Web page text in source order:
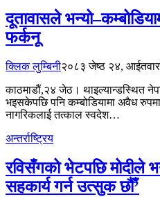
दूतावासले
फर्कनू
क्लिक लुम्बिनी२०८३ जेष्ठ २४,
काठमाडौं,२४ जेठ। थाइल्यान्डस्थित
भइसकेपछि पनि कम्बोडियामा अवैध
नागरिकलाई तत्काल स्वदेश…
अन्तर्राष्ट्रिय
रविसँगको भेटपछि मोदीले
सहकार्य गर्न उत्सुक छौँ’